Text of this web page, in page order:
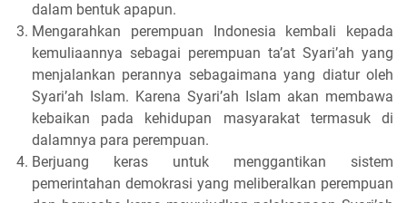
dalam bentuk apapun.
Mengarahkan perempuan Indonesia kembali kepada
kemuliaannya sebagai perempuan ta’at Syari’ah yang
menjalankan perannya sebagaimana yang diatur oleh
Syari’ah Islam. Karena Syari’ah Islam akan membawa
kebaikan pada kehidupan masyarakat termasuk di
dalamnya para perempuan.
Berjuang keras untuk menggantikan sistem
pemerintahan demokrasi yang meliberalkan perempuan